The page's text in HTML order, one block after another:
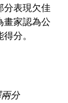
分表現欠佳
畫家認為公
分。
分